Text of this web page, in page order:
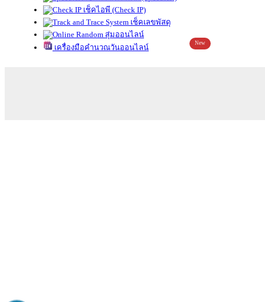
เช็คไอพี (Check IP)
เช็คเลขพัสดุ
สุ่มออนไลน์
เครื่องมือคำนวณวันออนไลน์
New